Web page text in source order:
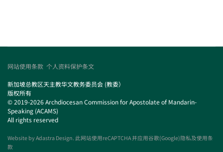
网站使用条款 个人资料保护条文
新加坡总教区天主教华文教务委员会 (教委）
版权所有
© 2019-2026 Archdiocesan Commission for Apostolate of Mandarin-
Speaking (ACAMS)
All rights reserved
Website byAdastra Design. 此网站使用reCAPTCHA 并应用谷歌(Google)隐私及使用条
款